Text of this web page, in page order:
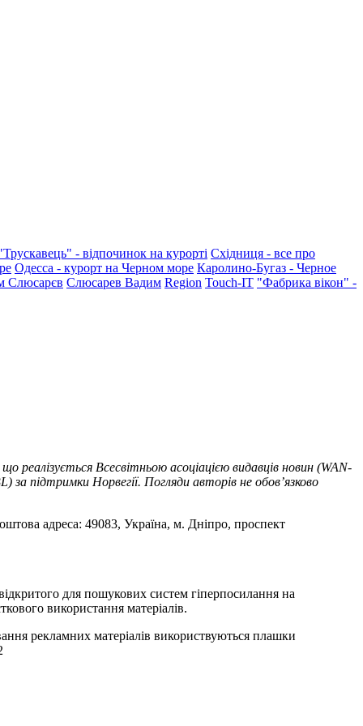
- відпочинок на курорті Східниця - все про
Одесса - курорт на Черном море Каролино-Бугаз - Черное
Слюсарєв Слюсарев Вадим Region Touch-IT "Фабрика вікон" -
Всесвітньою асоціацією видавців новин (WAN-
підтримки Норвегії. Погляди авторів не обов’язково
адреса: 49083, Україна, м. Дніпро, проспект
для пошукових систем гіперпосилання на
використання матеріалів.
рекламних матеріалів використвуються плашки